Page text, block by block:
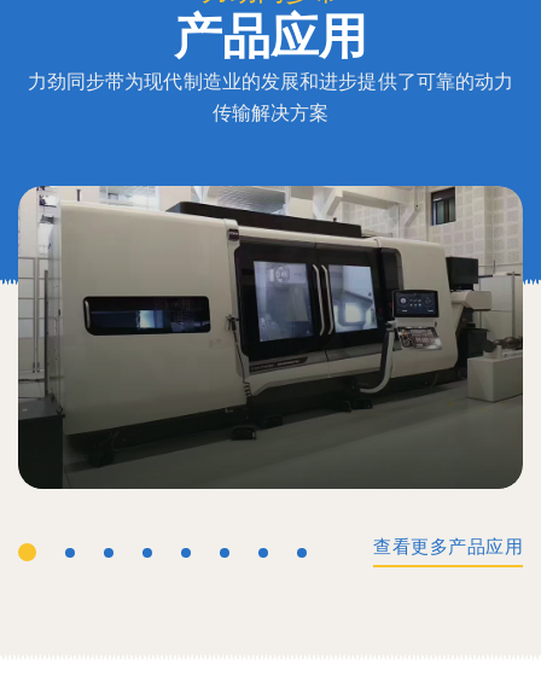
产品应用
力劲同步带为现代制造业的发展和进步提供了可靠的动力
传输解决方案
查看更多产品应用